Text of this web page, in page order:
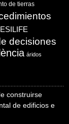
de tierras
decisiones
áridos
construirse
de edificios e